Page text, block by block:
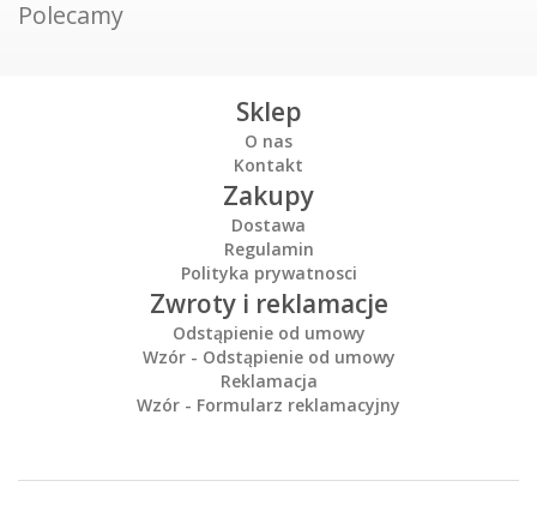
Polecamy
Sklep
O nas
Kontakt
Zakupy
Dostawa
Regulamin
Polityka prywatnosci
Zwroty i reklamacje
Odstąpienie od umowy
Wzór - Odstąpienie od umowy
Reklamacja
Wzór - Formularz reklamacyjny